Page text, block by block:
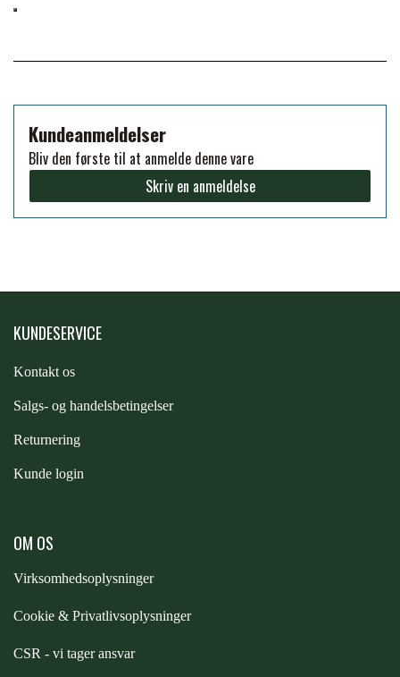
PREMIER EQUINE PADS
PREMIER EQUINE BENBESKYTTELSE
PREMIER EQUINE TRANSPORT
PREMIER EQUINE KØLETERAPI
PREMIER EQUINE GROOMING & STALD
JACKS
KÄLLQUIST EQUESTIAN
PREMIER EQUINE
Kundeanmeldelser
Bliv den første til at anmelde denne vare
Skriv en anmeldelse
KUNDESERVICE
Kontakt os
Salgs- og handelsbetingelser
Returnering
Kunde login
OM OS
Virksomhedsoplysninger
Cookie & Privatlivsoplysninger
CSR - vi tager ansvar